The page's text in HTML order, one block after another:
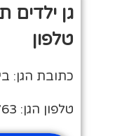
גן
טלפון
כתובת הגן:
טלפון הגן: 02-9920763